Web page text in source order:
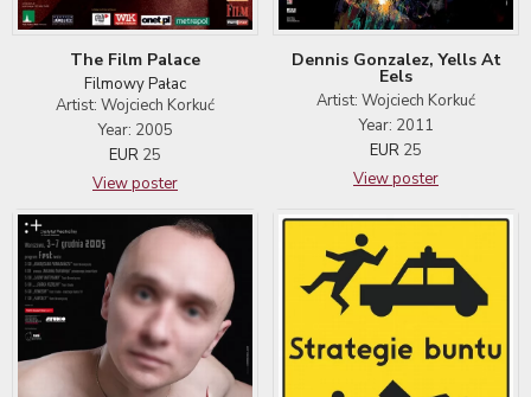
The Film Palace
Filmowy Pałac
Artist: Wojciech Korkuć
Year: 2005
EUR 25
View poster
Dennis Gonzalez, Yells At
Eels
Artist: Wojciech Korkuć
Year: 2011
EUR 25
View poster